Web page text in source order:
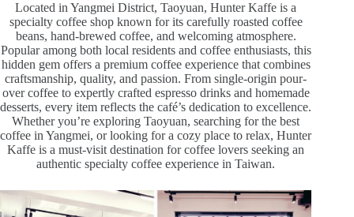
Located in Yangmei District, Taoyuan, Hunter Kaffe is a
specialty coffee shop known for its carefully roasted coffee
beans, hand-brewed coffee, and welcoming atmosphere.
Popular among both local residents and coffee enthusiasts, this
hidden gem offers a premium coffee experience that combines
craftsmanship, quality, and passion. From single-origin pour-
over coffee to expertly crafted espresso drinks and homemade
desserts, every item reflects the café’s dedication to excellence.
Whether you’re exploring Taoyuan, searching for the best
coffee in Yangmei, or looking for a cozy place to relax, Hunter
Kaffe is a must-visit destination for coffee lovers seeking an
authentic specialty coffee experience in Taiwan.